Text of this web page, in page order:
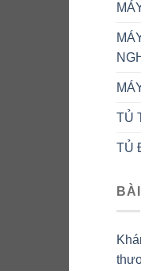
TỦ
TỦ